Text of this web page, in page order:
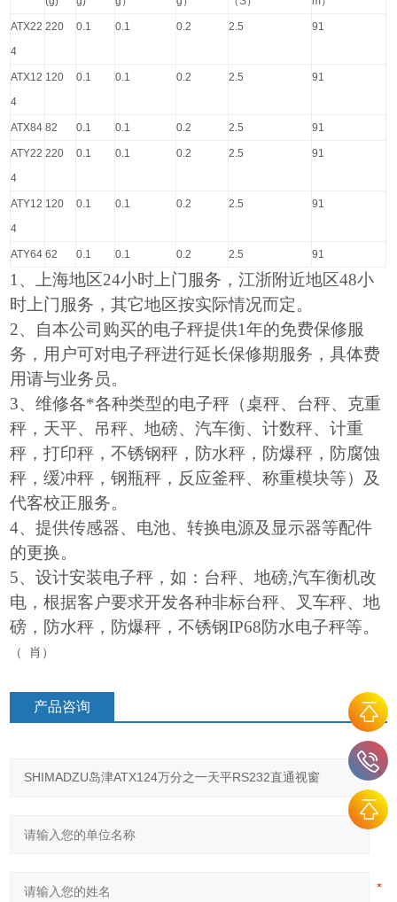
ATX22
4
220 0.1 0.1 0.2 2.5 91
ATX12
4
120 0.1 0.1 0.2 2.5 91
ATX84 82 0.1 0.1 0.2 2.5 91
ATY22
4
220 0.1 0.1 0.2 2.5 91
ATY12
4
120 0.1 0.1 0.2 2.5 91
ATY64 62 0.1 0.1 0.2 2.5 91
1、上海地区24小时上门服务，江浙附近地区48小
时上门服务，其它地区按实际情况而定。
2、自本公司购买的电子秤提供1年的免费保修服
务，用户可对电子秤进行延长保修期服务，具体费
用请与业务员。
3、维修各*各种类型的电子秤（桌秤、台秤、克重
秤，天平、吊秤、地磅、汽车衡、计数秤、计重
秤，打印秤，不锈钢秤，防水秤，防爆秤，防腐蚀
秤，缓冲秤，钢瓶秤，反应釜秤、称重模块等）及
代客校正服务。
4、提供传感器、电池、转换电源及显示器等配件
的更换。
5、设计安装电子秤，如：台秤、地磅,汽车衡机改
电，根据客户要求开发各种非标台秤、叉车秤、地
磅，防水秤，防爆秤，不锈钢IP68防水电子秤等。
（ 肖 ）
产品咨询